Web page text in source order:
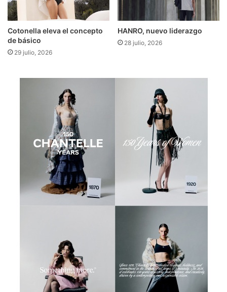
Cotonella eleva el concepto
de básico
29 julio, 2026
HANRO, nuevo liderazgo
28 julio, 2026